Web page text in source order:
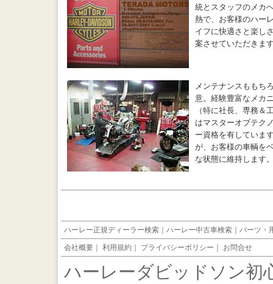
統とスタッフのメカ
熱で、お客様のハー
イフに快適さと楽し
案させていただきま
メンテナンスももち
意。経験豊富なメカ
（特に社長、専務＆
はマスターオブテク
ー資格を有していま
が、お客様の車輌を
な状態に維持します
ハーレー正規ディーラー検索 ハーレー中古車検索 パーツ・
会社概要 利用規約 プライバシーポリシー お問合せ
ハーレーダビッドソン初